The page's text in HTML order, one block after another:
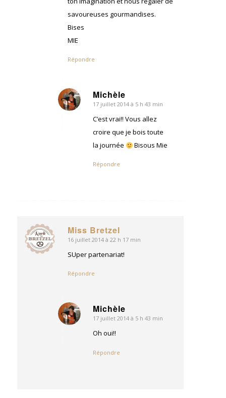
savoureuses gourmandises.
Bises
MIE
Répondre
Michèle
dit
17 juillet 2014 à 5 h 43 min
C’est vrai!! Vous allez
croire que je bois toute
la journée
Bisous Mie
Répondre
Miss Bretzel
dit
:
16 juillet 2014 à 22 h 17 min
SUper partenariat!
Répondre
Michèle
dit
17 juillet 2014 à 5 h 43 min
Oh oui!!
Répondre